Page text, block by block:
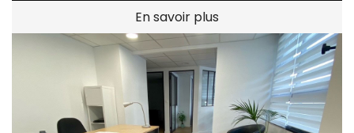
En savoir plus